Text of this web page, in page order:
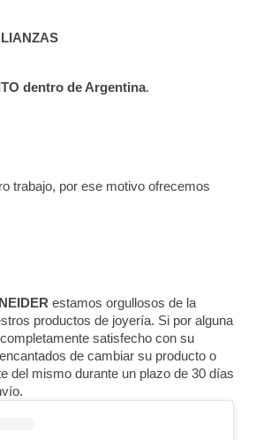
dentro de Argentina.
trabajo, por ese motivo ofrecemos
estamos orgullosos de la
productos de joyería. Si por alguna
satisfecho con su
de cambiar su producto o
del mismo durante un plazo de 30 días